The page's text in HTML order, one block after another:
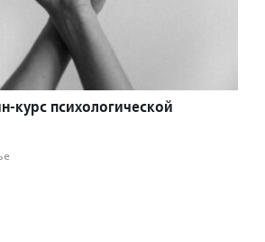
курс психологической